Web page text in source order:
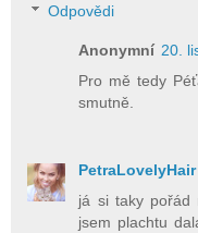
Odpovědi
Anonymní 20.
Pro mě tedy
smutně.
PetraLovelyHair
já si taky pořád
jsem plachtu